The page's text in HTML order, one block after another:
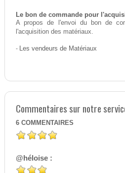
Le bon de commande pour
A propos de l'envoi du bon de
l'acquisition des matériaux.
- Les vendeurs de Matériaux
Commentaires sur notre
6 COMMENTAIRES
@héloise :